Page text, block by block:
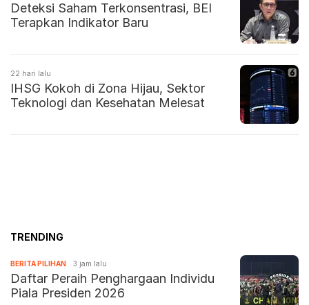
Deteksi Saham Terkonsentrasi, BEI
Terapkan Indikator Baru
22 hari lalu
IHSG Kokoh di Zona Hijau, Sektor
Teknologi dan Kesehatan Melesat
TRENDING
BERITA PILIHAN 3 jam lalu
Daftar Peraih Penghargaan Individu
Piala Presiden 2026